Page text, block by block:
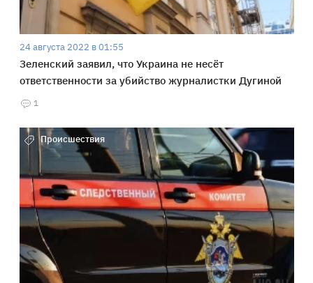
24 августа 2022 в 01:55
Зеленский заявил, что Украина не несёт
ответственности за убийство журналистки Дугиной
1
Происшествия